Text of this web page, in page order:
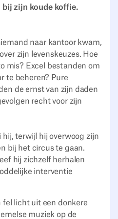
zijn koude koffie.
naar kantoor kwam,
zijn levenskeuzes. Hoe
mis? Excel bestanden om
te beheren? Pure
de ernst van zijn daden
recht voor zijn
hij, terwijl hij overwoog zijn
bij het circus te gaan.
hij zichzelf herhalen
interventie
fel licht uit een donkere
muziek op de